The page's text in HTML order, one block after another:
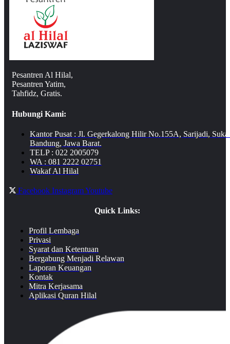
Pesantren Al Hilal,
Pesantren Yatim,
Tahfidz, Gratis.
Hubungi Kami:
Kantor Pusat : Jl. Gegerkalong Hilir No.155A, Sarijadi,
Bandung, Jawa Barat.
TELP : 022 2005079
WA : 081 2222 02751
Wakaf Al Hilal
Facebook InstagramYoutube
Quick Links:
Profil Lembaga
Privasi
Syarat dan Ketentuan
Bergabung Menjadi Relawan
Laporan Keuangan
Kontak
Mitra Kerjasama
Aplikasi Quran Hilal